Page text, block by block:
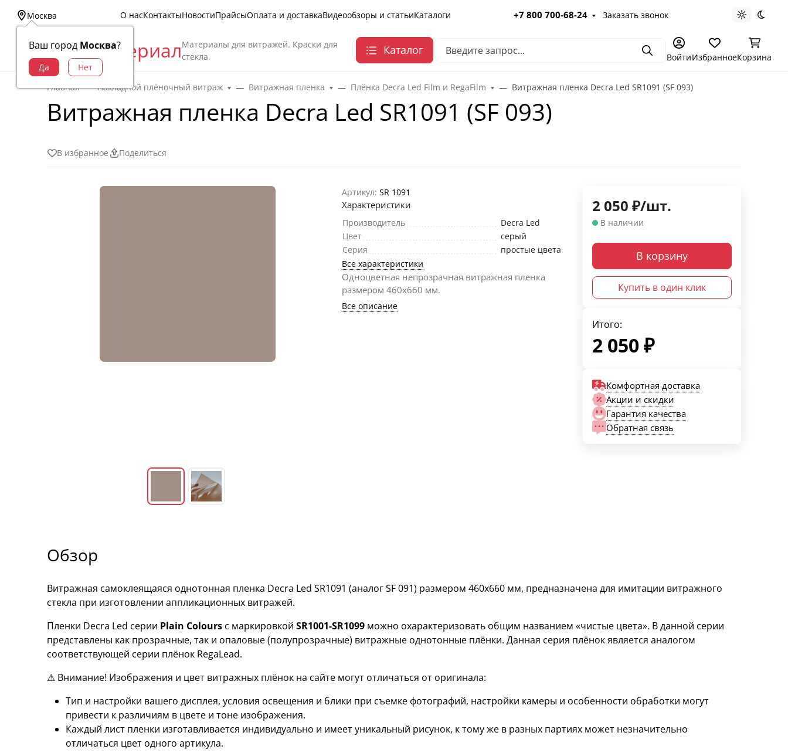
Москва
Ваш город Москва?
О насКонтактыНовостиПрайсыОплата и доставкаВидеообзоры и статьиКаталоги +7 800 700-68-24 Заказать звонок Светлая
Витраж МатериалМатериалы для витражей. Краски для
стекла.
Каталог ПоискВойтиИзбранноеКорзина
Главная Накладной плёночный витраж Витражная пленка Плёнка Decra Led Film и RegaFilm Витражная пленка Decra Led SR1091 (SF 093)
Витражная пленка Decra Led SR1091 (SF 093)
В избранное Поделиться
Артикул: SR 1091
Характеристики
Производитель
Decra Led
Цвет
серый
Серия
простые цвета
Все характеристики
Одноцветная непрозрачная витражная пленка
размером 460х660 мм.
Все описание
2 050 ₽/шт.
В наличии
В корзину
Купить в один клик
Итого:
2 050₽
Комфортная доставка
Акции и скидки
Гарантия качества
Обратная связь
Обзор
Витражная самоклеящаяся однотонная пленка Decra Led SR1091 (аналог SF 091) размером 460х660 мм, предназначена для имитации витражного
стекла при изготовлении аппликационных витражей.
Пленки Decra Led серии Plain Colours с маркировкой SR1001-SR1099 можно охарактеризовать общим названием «чистые цвета». В данной серии
представлены как прозрачные, так и опаловые (полупрозрачные) витражные однотонные плёнки. Данная серия плёнок является аналогом
соответствующей серии плёнок RegaLead.
⚠ Внимание! Изображения и цвет витражных плёнок на сайте могут отличаться от оригинала:
Тип и настройки вашего дисплея, условия освещения и блики при съемке фотографий, настройки камеры и особенности обработки могут
привести к различиям в цвете и тоне изображения.
Каждый лист пленки изготавливается индивидуально и имеет уникальный рисунок, к тому же в разных партиях может незначительно
отличаться цвет одного артикула.